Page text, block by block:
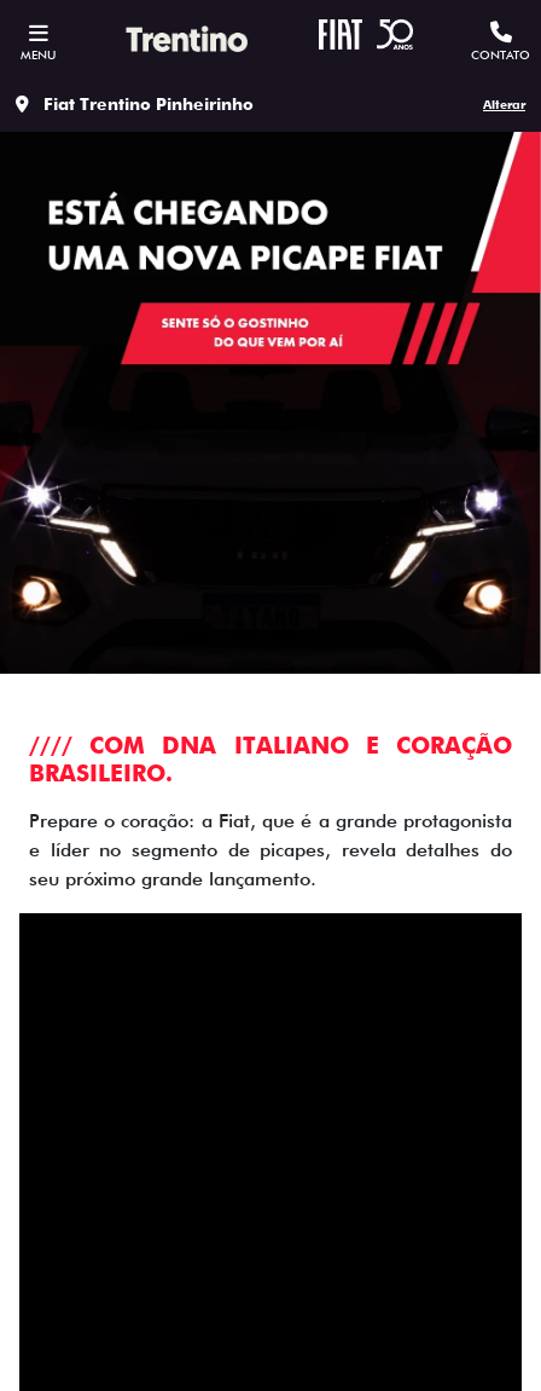
MENU CONTATO
Fiat Trentino Pinheirinho Alterar
//// COM DNA ITALIANO E CORAÇÃO
BRASILEIRO.
Prepare o coração: a Fiat, que é a grande protagonista
e líder no segmento de picapes, revela detalhes do
seu próximo grande lançamento.